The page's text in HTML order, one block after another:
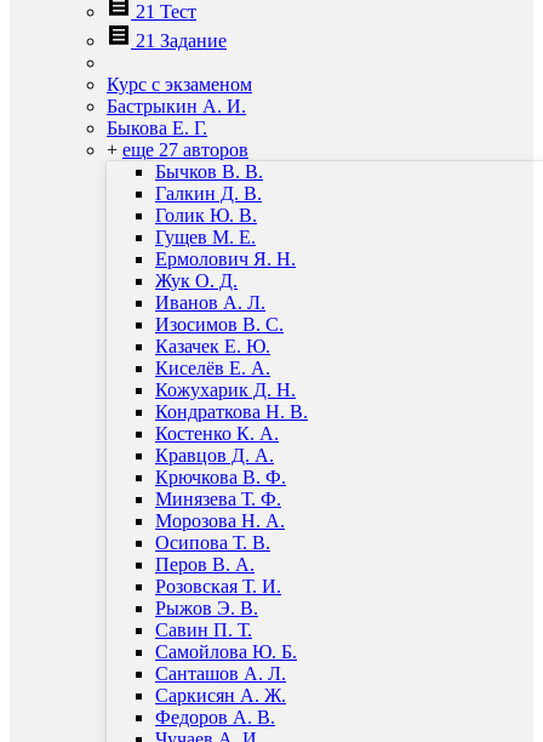
21 Тест
21 Задание
Курс с экзаменом
Бастрыкин А. И.
Быкова Е. Г.
+ еще 27 авторов
Бычков В. В.
Галкин Д. В.
Голик Ю. В.
Гущев М. Е.
Ермолович Я. Н.
Жук О. Д.
Иванов А. Л.
Изосимов В. С.
Казачек Е. Ю.
Киселёв Е. А.
Кожухарик Д. Н.
Кондраткова Н. В.
Костенко К. А.
Кравцов Д. А.
Крючкова В. Ф.
Минязева Т. Ф.
Морозова Н. А.
Осипова Т. В.
Перов В. А.
Розовская Т. И.
Рыжов Э. В.
Савин П. Т.
Самойлова Ю. Б.
Санташов А. Л.
Саркисян А. Ж.
Федоров А. В.